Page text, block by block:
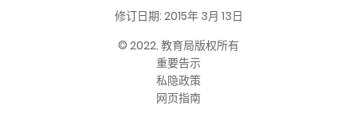
修订日期: 2015年 3月 13日
© 2022. 教育局版权所有
重要告示
私隐政策
网页指南